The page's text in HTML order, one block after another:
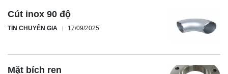
Cút inox 90 độ
TIN CHUYÊN GIA 17/09/2025
Mặt bích ren